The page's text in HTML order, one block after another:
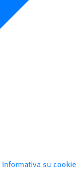
Informativa su cookie